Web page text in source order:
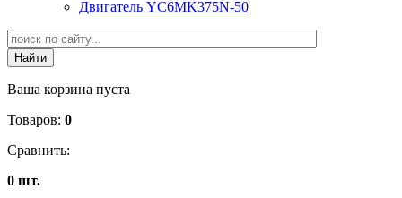
Двигатель YC6MK375N-50
Ваша корзина пуста
Товаров: 0
Сравнить:
0 шт.